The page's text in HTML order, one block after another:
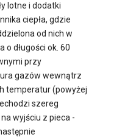
lotne i dodatki
ciepła, gdzie
od nich w
długości ok. 60
przy
gazów wewnątrz
temperatur (powyżej
szereg
wyjściu z pieca -